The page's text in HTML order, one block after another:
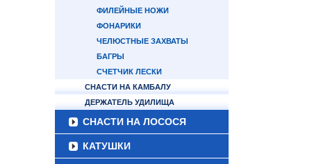
ФИЛЕЙНЫЕ НОЖИ
ФОНАРИКИ
ЧЕЛЮСТНЫЕ ЗАХВАТЫ
БАГРЫ
СЧЕТЧИК ЛЕСКИ
СНАСТИ НА КАМБАЛУ
ДЕРЖАТЕЛЬ УДИЛИЩА
СНАСТИ НА ЛОСОСЯ
КАТУШКИ